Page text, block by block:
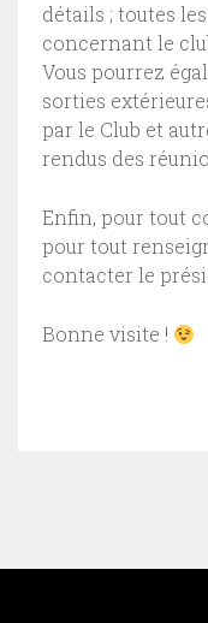
détails ; toutes
concernant le
Vous pourrez
sorties
par le Club et
rendus des
Enfin, pour tout
pour tout
contacter le
Bonne visite !